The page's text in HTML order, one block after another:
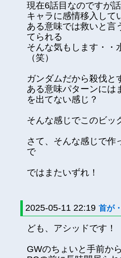
現在6話目なのですが
キャラに感情移入して
ある意味では救いと言
てられる
そんな気もします・・
（笑）
ガンダムだから殺伐と
ある意味パターンには
を出てない感じ？
そんな感じでこのビッ
さて、そんな感じで作
で
ではまたいずれ！
2025-05-11 22:19 首が
ども、アシッドです！
GWのちょいと手前か